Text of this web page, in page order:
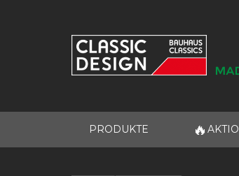
PRODUKTE 🔥